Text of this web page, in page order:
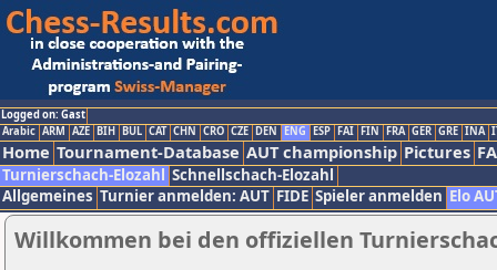
Logged on: Gast
Arabic ARM AZE BIH BUL CAT CHN CRO CZE DEN ENG ESP FAI FIN FRA GER GRE INA
Home Tournament-Database AUT championship Pictures
Turnierschach-Elozahl Schnellschach-Elozahl
Allgemeines Turnier anmelden: AUT FIDE Spieler anmelden Elo
Willkommen bei den offiziellen